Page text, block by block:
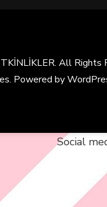
. All Rights
. Powered by
Social